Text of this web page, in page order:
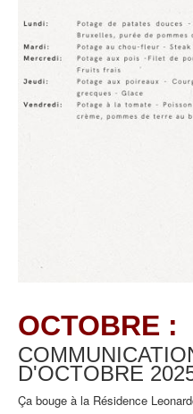
OCTOBRE :
D'OCTOBRE
Ça bouge à la Résidence